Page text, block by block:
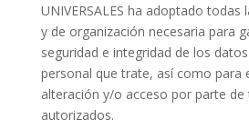
UNIVERSALES ha adoptado todas
y de organización necesaria para
seguridad e integridad de los
personal que trate, así como para
alteración y/o acceso por parte de
autorizados.